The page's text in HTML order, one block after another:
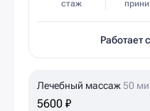
стаж
Работает
Лечебный массаж 50
5600 ₽